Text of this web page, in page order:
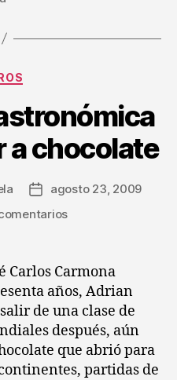
Categorías
a chocolate
Fecha
de
agosto 23, 2009
en
(XIX)
Sabor
a
chocolate
Carlos Carmona
años, Adrian
de una clase de
después, aún
que abrió para
partidas de